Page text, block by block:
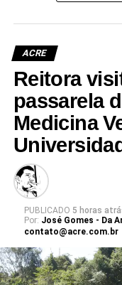
ACRE
Reitora
passarela
Medicina
PUBLICADO 5 horas
Por: José Gomes - Da
contato@acre.com.br